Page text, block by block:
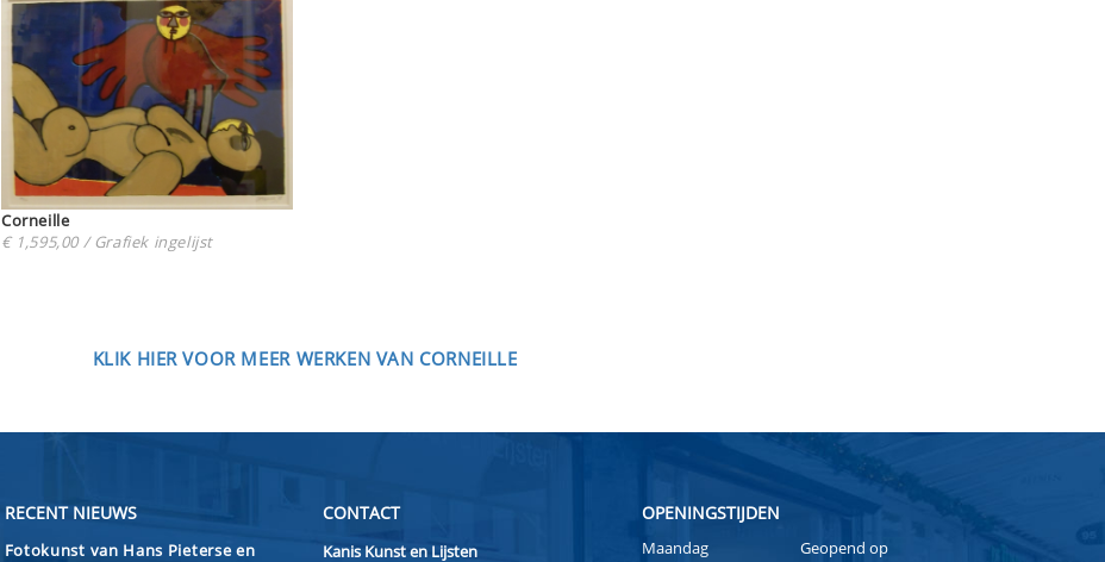
Corneille
€ 1,595,00 / Grafiek ingelijst
KLIK HIER VOOR MEER WERKEN VAN CORNEILLE
RECENT NIEUWS
Fotokunst van Hans Pieterse en
CONTACT
Kanis Kunst en Lijsten
OPENINGSTIJDEN
Maandag
Geopend op